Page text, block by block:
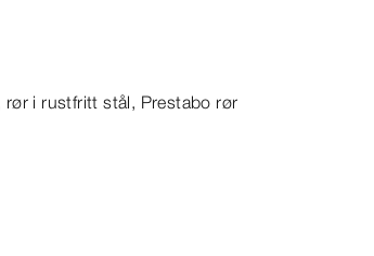
rør i rustfritt stål, Prestabo rør